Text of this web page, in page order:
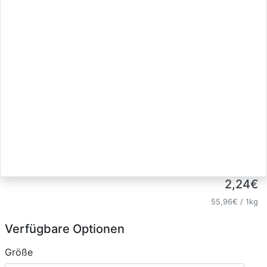
2,24€
55,96€ / 1kg
Verfügbare Optionen
Größe